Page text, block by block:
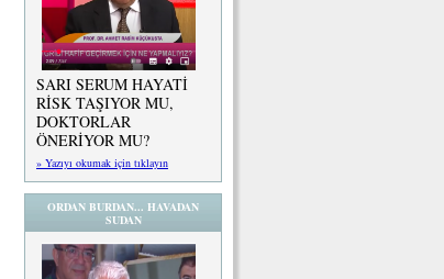
SARI SERUM HAYATİ
RİSK TAŞIYOR MU,
DOKTORLAR
ÖNERİYOR MU?
» Yazıyı okumak için tıklayın
ORDAN BURDAN... HAVADAN
SUDAN